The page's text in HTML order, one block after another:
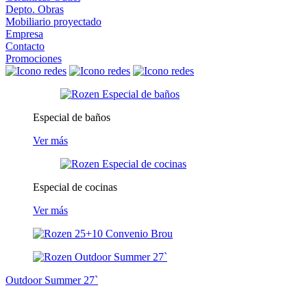
Depto. Obras
Mobiliario proyectado
Empresa
Contacto
Promociones
Especial de baños
Ver más
Especial de cocinas
Ver más
Outdoor Summer 27`